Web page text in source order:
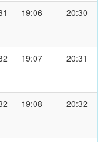
19:06 20:30
19:07 20:31
19:08 20:32